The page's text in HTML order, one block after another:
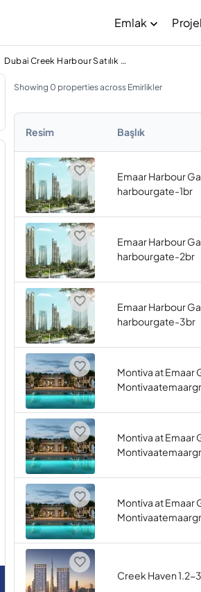
Emlak
Dubai Creek Harbour Satılık Emlak
Showing 0 properties across Emirlikler
Resim Başlık
Emaar Harbour
harbourgate-1br
Emaar Harbour
harbourgate-2br
Emaar Harbour
harbourgate-3br
Montiva at Emaar
Montiva at Emaar
Montiva at Emaar
Creek Haven 1.2-